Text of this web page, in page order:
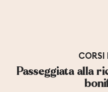
Passeggiata alla